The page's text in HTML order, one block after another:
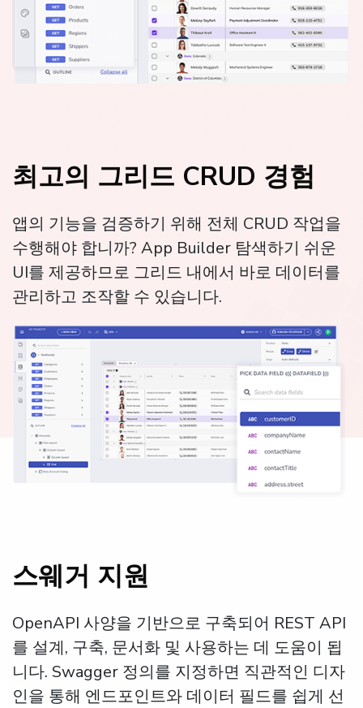
최고의 그리드 CRUD 경험
앱의 기능을 검증하기 위해 전체 CRUD 작업을
수행해야 합니까? App Builder 탐색하기 쉬운
UI를 제공하므로 그리드 내에서 바로 데이터를
관리하고 조작할 수 있습니다.
스웨거 지원
OpenAPI 사양을 기반으로 구축되어 REST API
를 설계, 구축, 문서화 및 사용하는 데 도움이 됩
니다. Swagger 정의를 지정하면 직관적인 디자
인을 통해 엔드포인트와 데이터 필드를 쉽게 선